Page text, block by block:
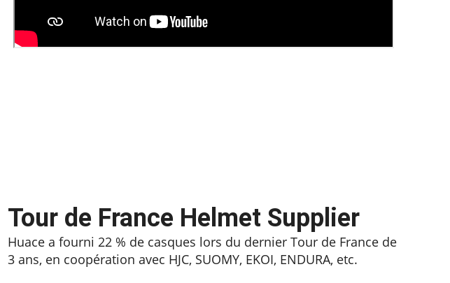
Tour de France Helmet Supplier
Huace a fourni 22 % de casques lors du dernier Tour de France de
3 ans, en coopération avec HJC, SUOMY, EKOI, ENDURA, etc.